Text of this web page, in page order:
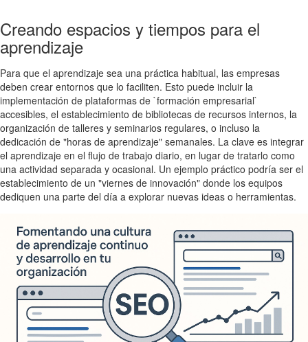
Creando espacios y tiempos para el
aprendizaje
Para que el aprendizaje sea una práctica habitual, las empresas
deben crear entornos que lo faciliten. Esto puede incluir la
implementación de plataformas de `formación empresarial`
accesibles, el establecimiento de bibliotecas de recursos internos, la
organización de talleres y seminarios regulares, o incluso la
dedicación de "horas de aprendizaje" semanales. La clave es integrar
el aprendizaje en el flujo de trabajo diario, en lugar de tratarlo como
una actividad separada y ocasional. Un ejemplo práctico podría ser el
establecimiento de un "viernes de innovación" donde los equipos
dediquen una parte del día a explorar nuevas ideas o herramientas.